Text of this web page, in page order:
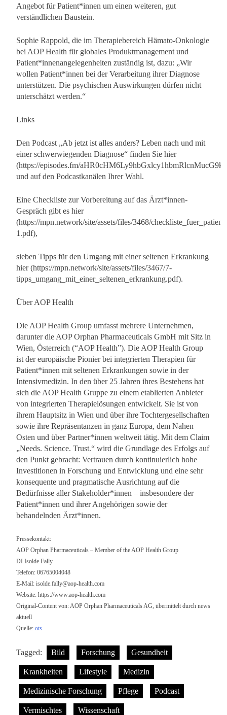
Angebot für Patient*innen um einen weiteren, gut
verständlichen Baustein.
Sophie Rappold, die im Therapiebereich Hämato-Onkologie
bei AOP Health für globales Produktmanagement und
Patient*innenangelegenheiten zuständig ist, dazu: „Wir
wollen Patient*innen bei der Verarbeitung ihrer Diagnose
unterstützen. Die psychischen Auswirkungen dürfen nicht
unterschätzt werden.“
Links
Den Podcast „Ab jetzt ist alles anders? Leben nach und mit
einer schwerwiegenden Diagnose“ finden Sie hier
(https://episodes.fm/
und auf den Podcastkanälen Ihrer Wahl.
Eine Checkliste zur Vorbereitung auf das Ärzt*innen-
Gespräch gibt es hier
(https://mpn.network/site/assets/files/3468/
1.pdf),
sieben Tipps für den Umgang mit einer seltenen Erkrankung
hier (https://mpn.network/site/assets/files/3467/7-
tipps_umgang_mit_einer_seltenen_erkrankung.pdf).
Über AOP Health
Die AOP Health Group umfasst mehrere Unternehmen,
darunter die AOP Orphan Pharmaceuticals GmbH mit Sitz in
Wien, Österreich (“AOP Health”). Die AOP Health Group
ist der europäische Pionier bei integrierten Therapien für
Patient*innen mit seltenen Erkrankungen sowie in der
Intensivmedizin. In den über 25 Jahren ihres Bestehens hat
sich die AOP Health Gruppe zu einem etablierten Anbieter
von integrierten Therapielösungen entwickelt. Sie ist von
ihrem Hauptsitz in Wien und über ihre Tochtergesellschaften
sowie ihre Repräsentanzen in ganz Europa, dem Nahen
Osten und über Partner*innen weltweit tätig. Mit dem Claim
„Needs. Science. Trust.“ wird die Grundlage des Erfolgs auf
den Punkt gebracht: Vertrauen durch kontinuierlich hohe
Investitionen in Forschung und Entwicklung und eine sehr
konsequente und pragmatische Ausrichtung auf die
Bedürfnisse aller Stakeholder*innen – insbesondere der
Patient*innen und ihrer Angehörigen sowie der
behandelnden Ärzt*innen.
Pressekontakt:
AOP Orphan Pharmaceuticals – Member of the AOP Health Group
DI Isolde Fally
Telefon: 06765004048
E-Mail: isolde.fally@aop-health.com
Website: https://www.aop-health.com
Original-Content von: AOP Orphan Pharmaceuticals AG, übermittelt durch news
aktuell
Quelle: ots
Tagged: Bild Forschung Gesundheit
Krankheiten Lifestyle Medizin
Medizinische Forschung Pflege Podcast
Vermischtes Wissenschaft